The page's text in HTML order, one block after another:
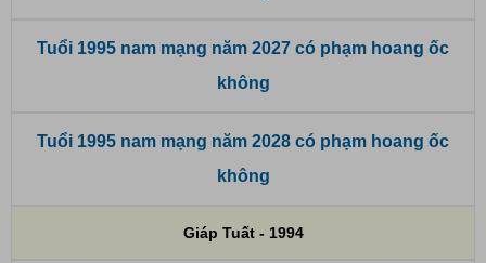
Tuổi 1995 nam mạng năm 2027 có phạm hoang ốc
không
Tuổi 1995 nam mạng năm 2028 có phạm hoang ốc
không
Giáp Tuất - 1994